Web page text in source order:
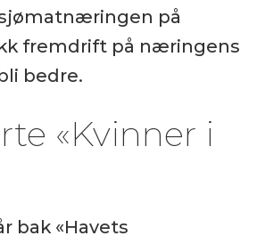
på
fremdrift på næringens
bedre.
«Kvinner i
bak «Havets